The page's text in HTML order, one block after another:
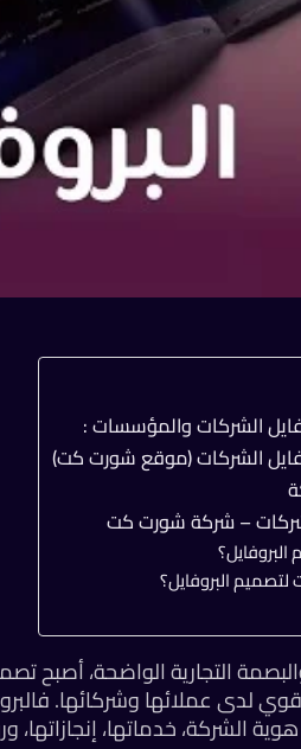
الشركات والمؤسسات :
الشركات (موقع شورت كت)
– شركة شورت كت
البروفايل؟
التجارية الواضحة، أصبح
لدى عملائها وشركائها.
الشركة، خدماتها،